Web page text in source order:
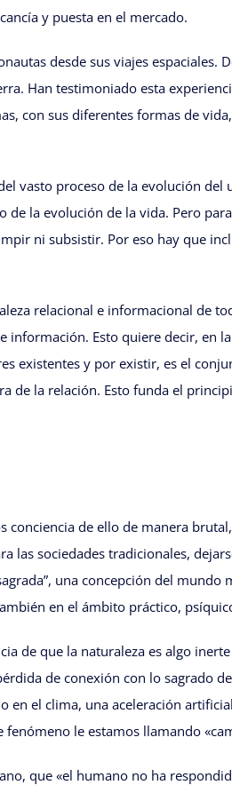
y puesta en el mercado.
desde sus viajes espaciales.
Han testimoniado esta
con sus diferentes formas de
vasto proceso de la evolución
la evolución de la vida. Pero
ni subsistir. Por eso hay que
relacional e informacional de
información. Esto quiere decir,
existentes y por existir, es el
de la relación. Esto funda el
de ello de manera
las sociedades tradicionales,
una concepción del
en el ámbito práctico,
de que la naturaleza es algo
de conexión con lo sagrado
el clima, una aceleración
le estamos llamando
que «el humano no ha